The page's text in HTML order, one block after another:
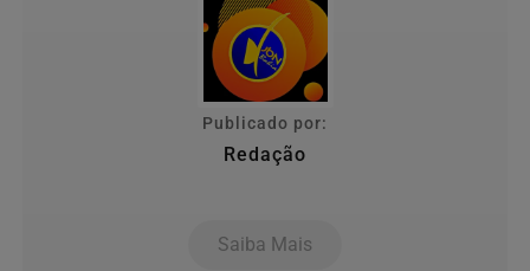
Publicado por:
Redação
Saiba Mais